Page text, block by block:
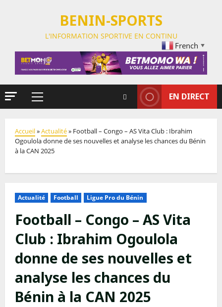
BENIN-SPORTS
L'INFORMATION SPORTIVE EN CONTINU
French ▼
EN DIRECT
Accueil»Actualité» Football – Congo – AS Vita Club : Ibrahim
Ogoulola donne de ses nouvelles et analyse les chances du Bénin
à la CAN 2025
Actualité Football Ligue Pro du Bénin
Football – Congo – AS Vita
Club : Ibrahim Ogoulola
donne de ses nouvelles et
analyse les chances du
Bénin à la CAN 2025